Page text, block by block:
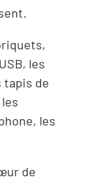
les
tapis de
les
de